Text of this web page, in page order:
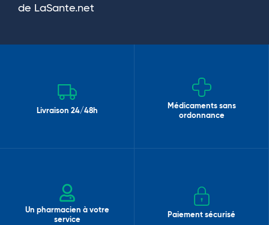
de LaSante.net
Livraison 24/48h
Médicaments sans
ordonnance
Un pharmacien à votre
service
Paiement sécurisé